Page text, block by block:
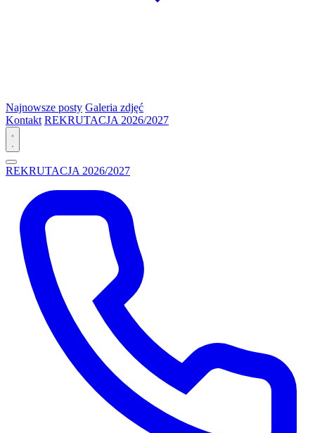
Najnowsze posty Galeria zdjęć
Kontakt REKRUTACJA 2026/2027
REKRUTACJA 2026/2027